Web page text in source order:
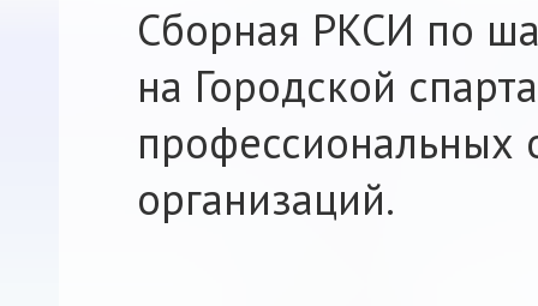
Сборная РКСИ по
на Городской
профессиональных
организаций.